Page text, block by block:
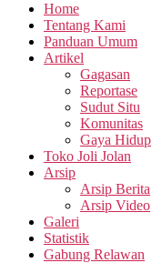
Home
Tentang Kami
Panduan Umum
Artikel
Gagasan
Reportase
Sudut Situ
Komunitas
Gaya Hidup
Toko Joli Jolan
Arsip
Arsip Berita
Arsip Video
Galeri
Statistik
Gabung Relawan